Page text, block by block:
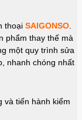
thoại SAIGONSO
phẩm thay thế mà
một quy trình sửa
nhanh chóng nhất
và tiến hành kiểm